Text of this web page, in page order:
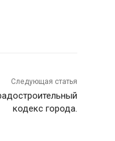
Следующая статья
кодекс города.